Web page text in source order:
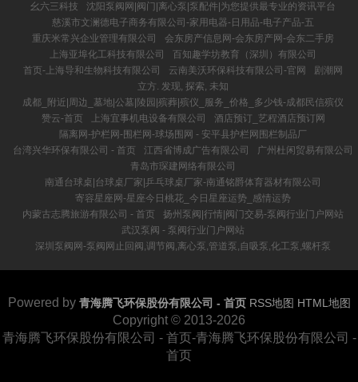
幺六三科技
沈阳泵阀网|阀门|离心泵|泵配件|为您提供最专业的资讯平台
慈溪市文澜德电子商务有限公司-家用电器-日用品-电子产品-五
重庆米常兴企业管理有限公司
会东房产信息网-会东房产网-会东二手房
上海亚埠化工科技有限公司
百知趣学坊教育（深圳）有限公司
首页-上海导和生物科技有限公司
云南美沃环保科技有限公司-官网
剧潮网
立方. 发现, 探索, 未知
成都_附近|周边_墓地|公墓|陵园|殡葬|殡仪_服务_价格_多少钱-成都民信殡仪
赞云-首页
上海宜事机电设备有限公司
酒店预订_艺程酒店预订网
隔离网-护栏网-围栏网-球场围网 - 安平县护栏网围栏制品厂
台湾兴华环保有限公司 - 首页
江西省博成广告有限公司
广州杜闲贸易有限公司
青岛市琛建网络有限公司
南通台球桌|台球桌厂家|乒乓球桌厂家-南通铭爵体育器材有限公司
寄容星座网-星座今日桃花_今日星座运势_感情运势
内蒙古志腾旅游有限公司 - 首页
扬州泵阀|行情|阀门交易-泵阀行业门户网站
武汉泵阀 - 泵阀行业门户网站
深圳泵阀网-泵阀网止回阀,调节阀,离心泵,管道泵,自吸泵,化工泵,螺杆泵
Powered by 青海腾飞环保股份有限公司 - 首页 RSS地图 HTML地图
Copyright © 2013-2026
青海腾飞环保股份有限公司 - 首页-青海腾飞环保股份有限公司 -
首页